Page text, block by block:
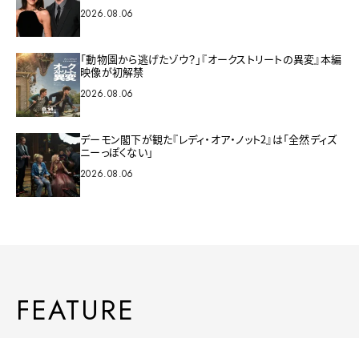
2026.08.06
「動物園から逃げたゾウ？」『オークストリートの異変』本編
映像が初解禁
2026.08.06
デーモン閣下が観た『レディ・オア・ノット2』は「全然ディズ
ニーっぽくない」
2026.08.06
FEATURE